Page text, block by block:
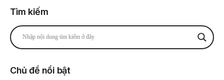
Tìm kiếm
Chủ đề nổi bật